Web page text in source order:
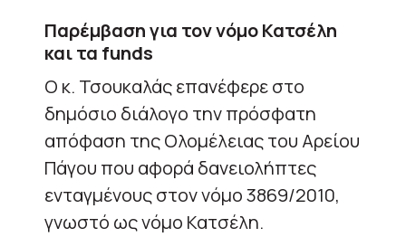
Παρέμβαση για τον νόμο Κατσέλη
και τα funds
Ο κ. Τσουκαλάς επανέφερε στο
δημόσιο διάλογο την πρόσφατη
απόφαση της Ολομέλειας του Αρείου
Πάγου που αφορά δανειολήπτες
ενταγμένους στον νόμο 3869/2010,
γνωστό ως νόμο Κατσέλη.